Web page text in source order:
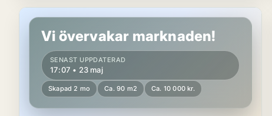
Lägenhet i Karlshamn
Vi övervakar marknaden!
SENAST UPPDATERAD
17:07 • 23 maj
Skapad 2 mo Ca. 90 m2 Ca. 10 000 kr.